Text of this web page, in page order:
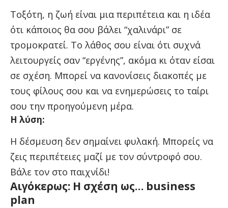
Τοξότη, η ζωή είναι μια περιπέτεια και η ιδέα
ότι κάποιος θα σου βάλει “χαλινάρι” σε
τρομοκρατεί. Το λάθος σου είναι ότι συχνά
λειτουργείς σαν “εργένης”, ακόμα κι όταν είσαι
σε σχέση. Μπορεί να κανονίσεις διακοπές με
τους φίλους σου και να ενημερώσεις το ταίρι
σου την προηγούμενη μέρα.
Η λύση:
Η δέσμευση δεν σημαίνει φυλακή. Μπορείς να
ζεις περιπέτειες μαζί με τον σύντροφό σου.
Βάλε τον στο παιχνίδι!
Αιγόκερως: Η σχέση ως… business
plan